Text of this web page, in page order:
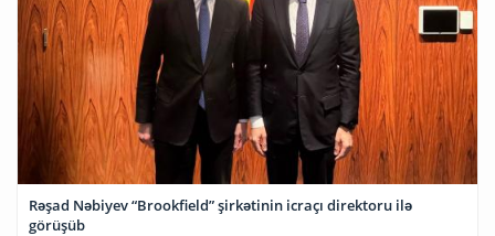
Rəşad Nəbiyev “Brookfield” şirkətinin icraçı direktoru ilə
görüşüb